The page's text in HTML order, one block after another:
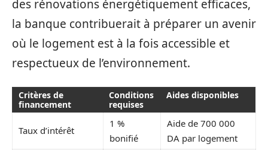
des rénovations énergétiquement efficaces,
la banque contribuerait à préparer un avenir
où le logement est à la fois accessible et
respectueux de l’environnement.
Critères de
financement
Conditions
requises
Aides disponibles
Taux d’intérêt
1 %
bonifié
Aide de 700 000
DA par logement